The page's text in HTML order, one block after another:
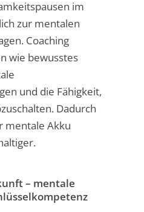
im
zur mentalen
Coaching
wie bewusstes
und die Fähigkeit,
Dadurch
mentale Akku
– mentale